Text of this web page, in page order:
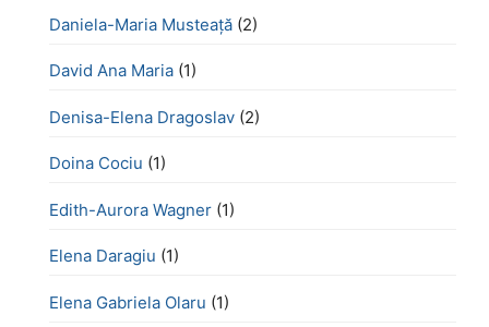
Daniela-Maria Musteață (2)
David Ana Maria (1)
Denisa-Elena Dragoslav (2)
Doina Cociu (1)
Edith-Aurora Wagner (1)
Elena Daragiu (1)
Elena Gabriela Olaru (1)